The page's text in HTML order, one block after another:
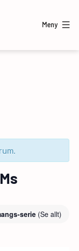
Meny
serie (Se allt)